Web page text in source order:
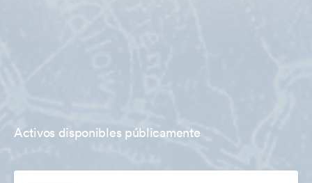
Activos disponibles públicamente